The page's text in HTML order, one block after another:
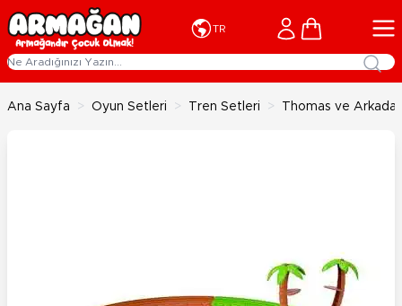
İçeriğe geç
TR Cart
Ana Sayfa > Oyun Setleri > Tren Setleri > Thomas ve